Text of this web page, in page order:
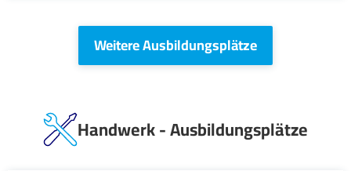
Weitere Ausbildungsplätze
Handwerk - Ausbildungsplätze